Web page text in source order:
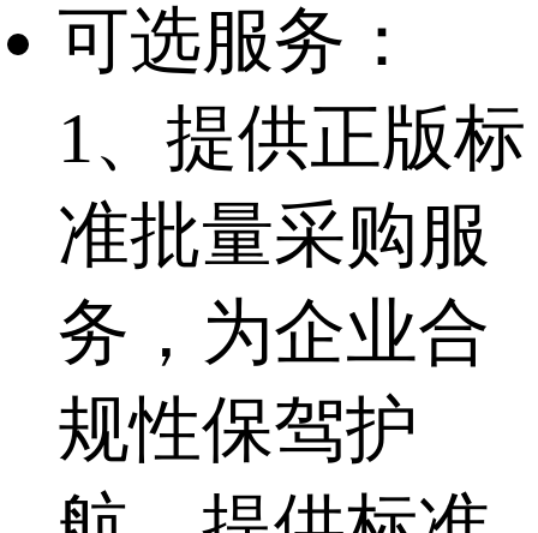
可选服务：
1、提供正版标
准批量采购服
务，为企业合
规性保驾护